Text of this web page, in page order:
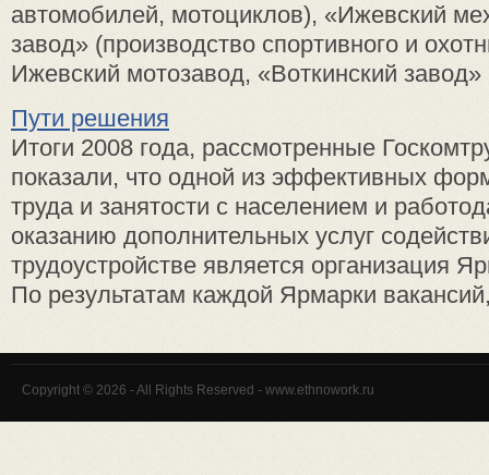
автомобилей, мотоциклов), «Ижевский
завод» (производство спортивного и
Ижевский мотозавод, «Воткинский завод»
Пути решения
Итоги 2008 года, рассмотренные
показали, что одной из эффективных
труда и занятости с населением и
оказанию дополнительных услуг
трудоустройстве является организация
По результатам каждой Ярмарки
Copyright © 2026 - All Rights Reserved - www.ethnowork.ru